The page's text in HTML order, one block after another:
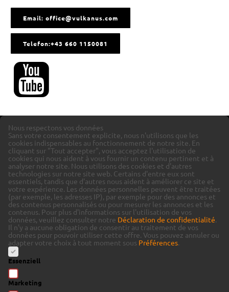
Email: office@vulkanus.com
Telefon:+43 660 1150081
Nous respectons vos données
Sans votre consentement explicite, nous n'utilisons que les
cookies indispensables au fonctionnement de notre site. En
cliquant sur "Tout accepter", vous acceptez l'utilisation de
cookies qui nous aident à vous fournir un contenu pertinent et à
analyser notre site. Nous utilisons des cookies et d'autres
technologies sur notre site web. Certains d'entre eux sont
essentiels, tandis que d'autres nous aident à améliorer ce site et
votre expérience. Les données personnelles peuvent être traitées
(par exemple, les adresses IP), par exemple pour des annonces et
des contenus personnalisés ou pour mesurer les annonces et les
contenus. Pour plus d'informations sur l'utilisation de vos
données, veuillez consulter notre Déclaration de confidentialité.
Il n'y a aucune obligation de consentir au traitement de vos
données pour pouvoir utiliser cette offre. Vous pouvez annuler ou
adapter votre choix à tout moment sous Préférences.
Essenziell
Marketing